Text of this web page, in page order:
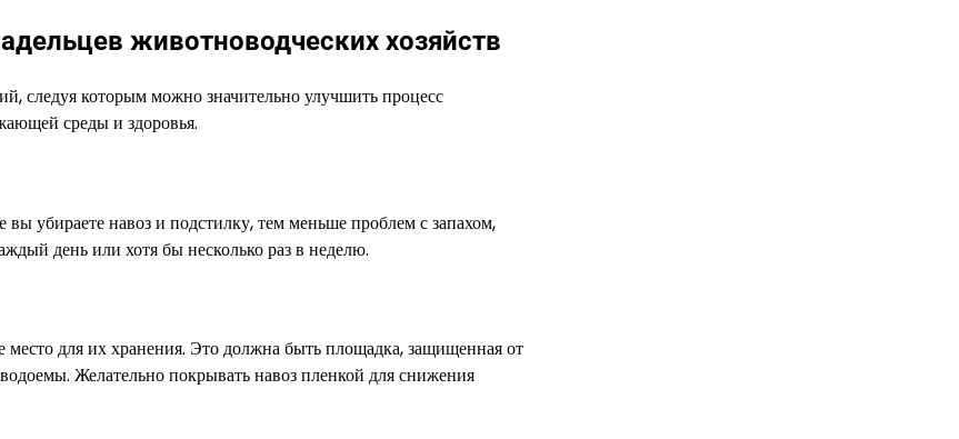
животноводческих хозяйств
следуя которым можно значительно улучшить процесс
среды и здоровья.
убираете навоз и подстилку, тем меньше проблем с запахом,
день или хотя бы несколько раз в неделю.
место для их хранения. Это должна быть площадка, защищенная от
Желательно покрывать навоз пленкой для снижения